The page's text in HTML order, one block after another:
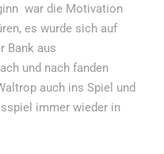
war die Motivation
es wurde sich auf
Bank aus
und nach fanden
auch ins Spiel und
immer wieder in